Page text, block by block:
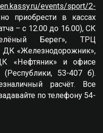
events/sport/2-
приобрести в кассах
– с 12.00 до 16.00), СК
Берег», ТРЦ
ДК «Железнодорожник»,
«Нефтяник» и офисе
53-407 б).
расчёт. Все
по телефону 54-